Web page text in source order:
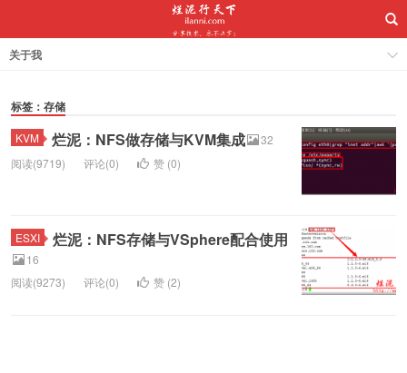
关于我
标签：存储
KVM 烂泥：NFS做存储与KVM集成
32
阅读(9719)
评论(0) 赞 (0)
ESXI 烂泥：NFS存储与VSphere配合使用
16
阅读(9273)
评论(0) 赞 (2)